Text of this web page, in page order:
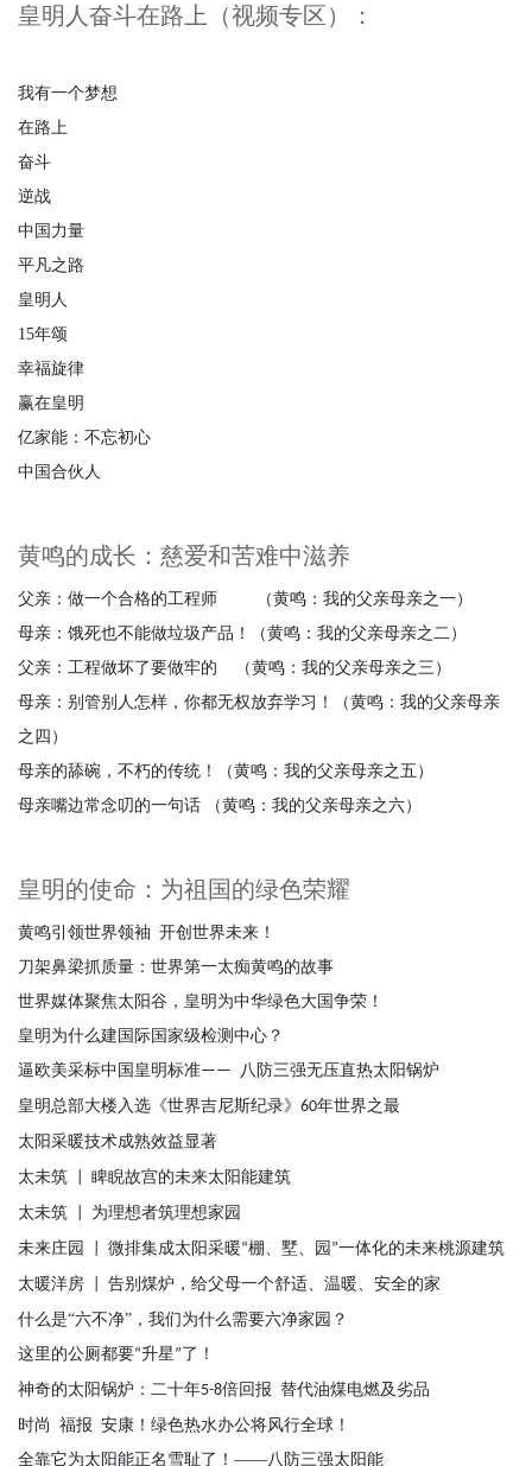
皇明人奋斗在路上（视频专区）：
我有一个梦想
在路上
奋斗
逆战
中国力量
平凡之路
皇明人
15年颂
幸福旋律
赢在皇明
亿家能：不忘初心
中国合伙人
黄鸣的成长：慈爱和苦难中滋养
父亲：做一个合格的工程师 （黄鸣：我的父亲母亲之一）
母亲：饿死也不能做垃圾产品！（黄鸣：我的父亲母亲之二）
父亲：工程做坏了要做牢的 （黄鸣：我的父亲母亲之三）
母亲：别管别人怎样，你都无权放弃学习！（黄鸣：我的父亲母亲
之四）
母亲的舔碗，不朽的传统！（黄鸣：我的父亲母亲之五）
母亲嘴边常念叨的一句话
（黄鸣：我的父亲母亲之六）
皇明的使命：为祖国的绿色荣耀
黄鸣引领世界领袖 开创世界未来！
刀架鼻梁抓质量：世界第一太痴黄鸣的故事
世界媒体聚焦太阳谷，皇明为中华绿色大国争荣！
皇明为什么建国际国家级检测中心？
逼欧美采标中国皇明标准——
八防三强无压直热太阳锅炉
皇明总部大楼入选《世界吉尼斯纪录》 60年世界之最
太阳采暖技术成熟效益显著
太未筑
睥睨故宫的未来太阳能建筑
太未筑
为理想者筑理想家园
未来庄园
微排集成太阳采暖“棚、墅、园 ”一体化的未来桃源建筑
太暖洋房
告别煤炉，给父母一个舒适、温暖、安全的家
什么是“六不净”，我们为什么需要六净家园？
这里的公厕都要“升星”了！
神奇的太阳锅炉：二十年5-8倍回报 替代油煤电燃及劣品
时尚 福报 安康！绿色热水办公将风行全球！
全靠它为太阳能正名雪耻了！ ——八防三强太阳能